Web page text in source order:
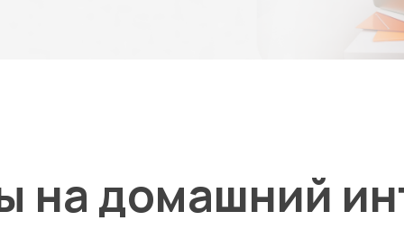
на домашний